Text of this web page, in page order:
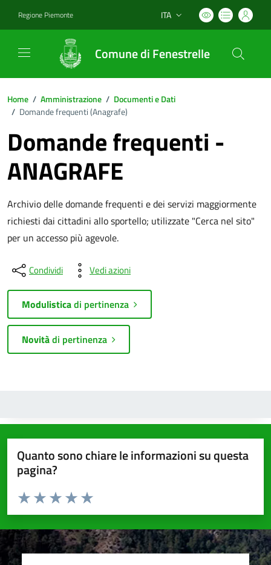
Regione Piemonte Lingua attiva:
ITA
Comune di Fenestrelle
Home / Amministrazione / Documenti e Dati
/ Domande frequenti (Anagrafe)
Domande frequenti -
ANAGRAFE
Archivio delle domande frequenti e dei servizi maggiormente
richiesti dai cittadini allo sportello; utilizzate "Cerca nel sito"
per un accesso più agevole.
Condividi Vedi azioni
Modulisticadi pertinenza
Novitàdi pertinenza
Quanto sono chiare le informazioni su questa
pagina?
Valuta da 1 a 5 stelle la pagina
Valuta 5 stelle su 5
Valuta 4 stelle su 5
Valuta 3 stelle su 5
Valuta 2 stelle su 5
Valuta 1 stelle su 5